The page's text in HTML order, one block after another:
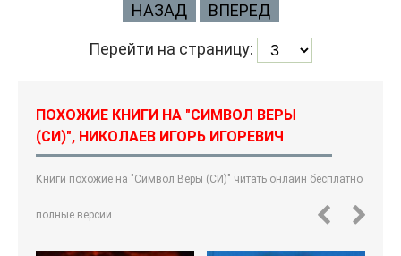
НАЗАД ВПЕРЕД
Перейти на страницу:
ПОХОЖИЕ КНИГИ НА "СИМВОЛ ВЕРЫ
(СИ)", НИКОЛАЕВ ИГОРЬ ИГОРЕВИЧ
Книги похожие на "Символ Веры (СИ)" читать онлайн бесплатно
полные версии.